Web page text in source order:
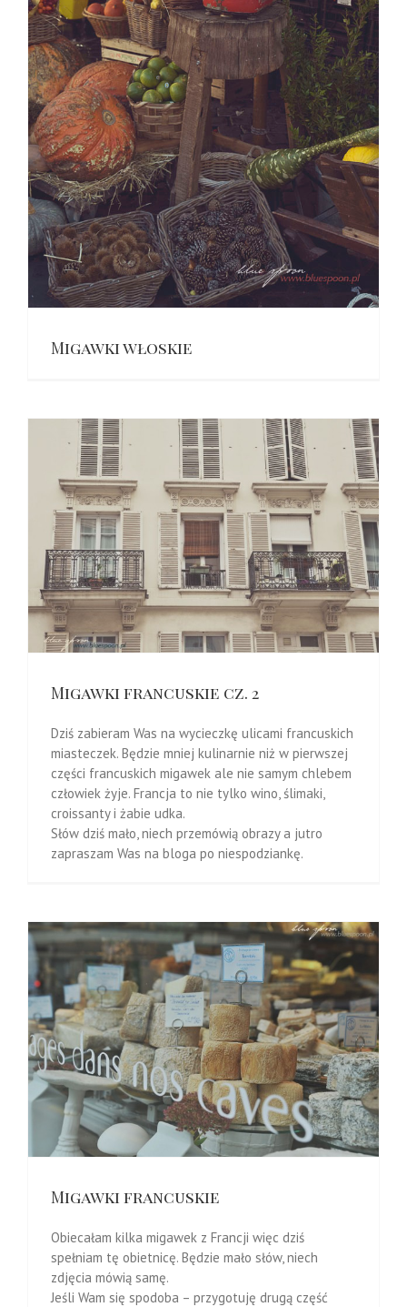
Migawki włoskie
Migawki francuskie cz. 2
Dziś zabieram Was na wycieczkę ulicami francuskich
miasteczek. Będzie mniej kulinarnie niż w pierwszej
części francuskich migawek ale nie samym chlebem
człowiek żyje. Francja to nie tylko wino, ślimaki,
croissanty i żabie udka.
Słów dziś mało, niech przemówią obrazy a jutro
zapraszam Was na bloga po niespodziankę.
Migawki francuskie
Obiecałam kilka migawek z Francji więc dziś
spełniam tę obietnicę. Będzie mało słów, niech
zdjęcia mówią samę.
Jeśli Wam się spodoba – przygotuję drugą część